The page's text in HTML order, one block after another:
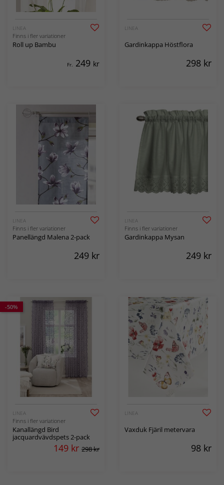
LINEA
Finns i fler variationer
Roll up Bambu
Fr. 249 kr
LINEA
Gardinkappa Höstflora
298 kr
LINEA
Finns i fler variationer
Panellängd Malena 2-pack
249 kr
LINEA
Finns i fler variationer
Gardinkappa Mysan
249 kr
-50%
LINEA
Finns i fler variationer
Kanallängd Bird
jacquardvävdspets 2-pack
149 kr 298 kr
LINEA
Vaxduk Fjäril metervara
98 kr